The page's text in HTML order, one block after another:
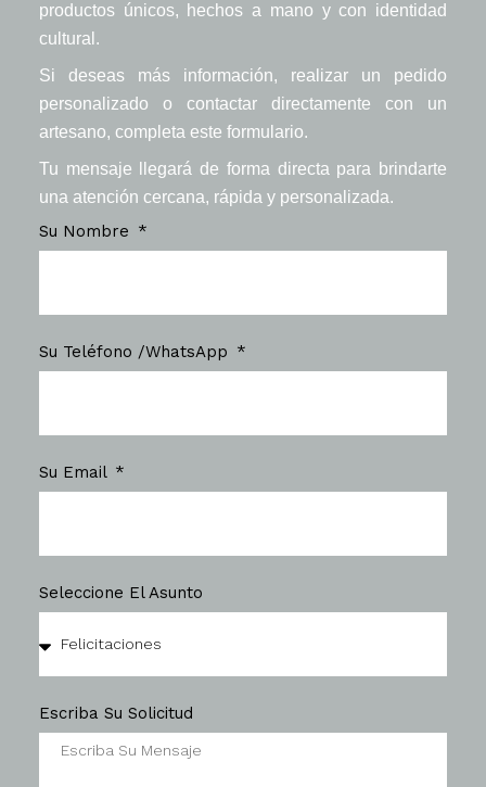
productos únicos, hechos a mano y con identidad
cultural.
Si deseas más información, realizar un pedido
personalizado o contactar directamente con un
artesano, completa este formulario.
Tu mensaje llegará de forma directa para brindarte
una atención cercana, rápida y personalizada.
Su Nombre
Su Teléfono /WhatsApp
Su Email
Seleccione El Asunto
Escriba Su Solicitud